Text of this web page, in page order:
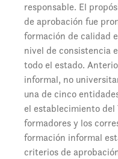
responsable. El
de aprobación fue
formación de calidad
nivel de consistencia
todo el estado.
informal, no
una de cinco
el establecimiento del
formadores y los
formación informal
criterios de